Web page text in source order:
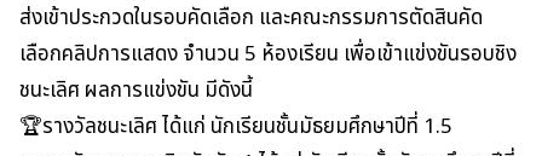
ส่งเข้าประกวดในรอบคัดเลือก และคณะกรรมการตัดสินคัด
เลือกคลิปการแสดง จำนวน 5 ห้องเรียน เพื่อเข้าแข่งขันรอบชิง
ชนะเลิศ ผลการแข่งขัน มีดังนี้
🏆รางวัลชนะเลิศ ได้แก่ นักเรียนชั้นมัธยมศึกษาปีที่ 1.5